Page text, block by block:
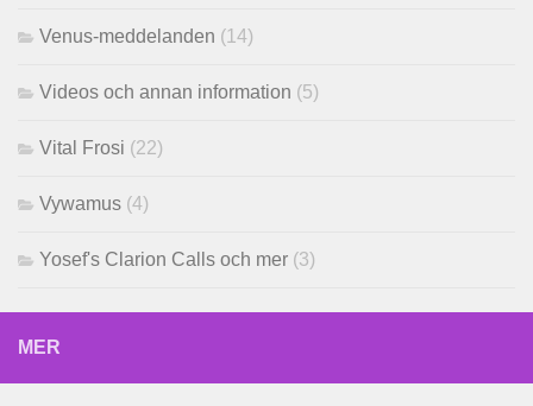
Venus-meddelanden (14)
Videos och annan information (5)
Vital Frosi (22)
Vywamus (4)
Yosef's Clarion Calls och mer (3)
MER